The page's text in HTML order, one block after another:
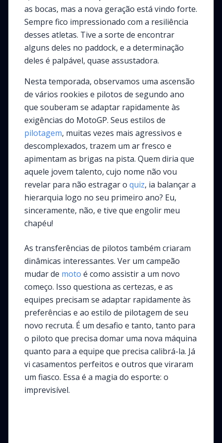
as bocas, mas a nova geração está vindo forte.
Sempre fico impressionado com a resiliência
desses atletas. Tive a sorte de encontrar
alguns deles no paddock, e a determinação
deles é palpável, quase assustadora.
Nesta temporada, observamos uma ascensão
de vários rookies e pilotos de segundo ano
que souberam se adaptar rapidamente às
exigências do MotoGP. Seus estilos de
pilotagem, muitas vezes mais agressivos e
descomplexados, trazem um ar fresco e
apimentam as brigas na pista. Quem diria que
aquele jovem talento, cujo nome não vou
revelar para não estragar o quiz, ia balançar a
hierarquia logo no seu primeiro ano? Eu,
sinceramente, não, e tive que engolir meu
chapéu!
As transferências de pilotos também criaram
dinâmicas interessantes. Ver um campeão
mudar de moto é como assistir a um novo
começo. Isso questiona as certezas, e as
equipes precisam se adaptar rapidamente às
preferências e ao estilo de pilotagem de seu
novo recruta. É um desafio e tanto, tanto para
o piloto que precisa domar uma nova máquina
quanto para a equipe que precisa calibrá-la. Já
vi casamentos perfeitos e outros que viraram
um fiasco. Essa é a magia do esporte: o
imprevisível.